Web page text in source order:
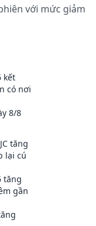
với mức giảm
kết
có nơi
8/8
tăng
lại cú
tăng
gần